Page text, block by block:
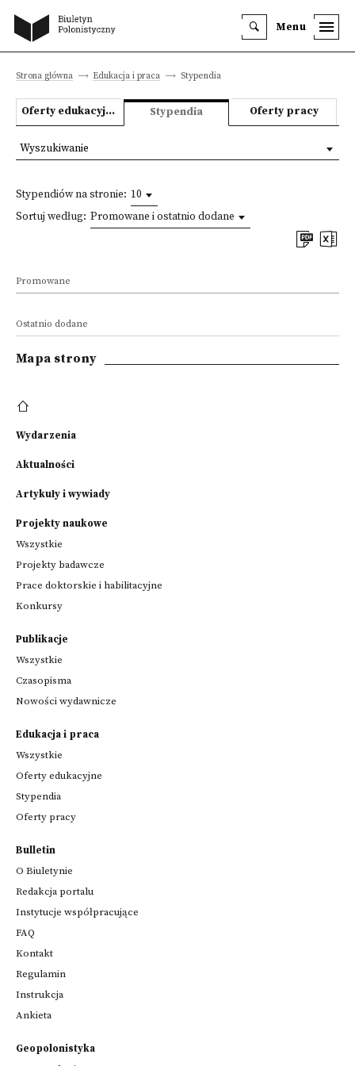
Menu
Strona główna Edukacja i praca Stypendia
Oferty edukacyjne Stypendia Oferty pracy
Stypendiów na stronie: 10
Sortuj według: Promowane i ostatnio dodane
Promowane
Ostatnio dodane
Wyszukiwanie
Mapa strony
Wydarzenia
Aktualności
Artykuły i wywiady
Projekty naukowe
Wszystkie
Projekty badawcze
Prace doktorskie i habilitacyjne
Konkursy
Publikacje
Wszystkie
Czasopisma
Nowości wydawnicze
Edukacja i praca
Wszystkie
Oferty edukacyjne
Stypendia
Oferty pracy
Bulletin
O Biuletynie
Redakcja portalu
Instytucje współpracujące
FAQ
Kontakt
Regulamin
Instrukcja
Ankieta
Geopolonistyka